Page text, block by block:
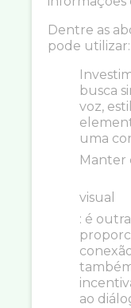
Dentre as
pode utilizar:
busca
voz,
uma
Manter
visual
: é
ao